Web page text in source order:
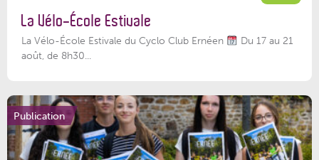
La Vélo-École Estivale
La Vélo-École Estivale du Cyclo Club Ernéen
Du 17 au 21
août, de 8h30...
Publication